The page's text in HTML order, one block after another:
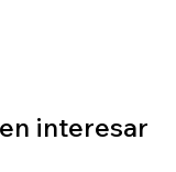
interesar